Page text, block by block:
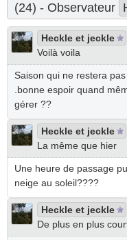
(24) - Observateur
Heckle et jeckle
Voilà voila
Saison qui ne restera
.bonne espoir quand
gérer ??
Heckle et jeckle
La même que hier
Une heure de passage
neige au soleil????
Heckle et jeckle
De plus en plus